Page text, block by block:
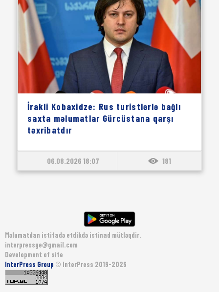
İrakli Kobaxidze: Rus turistlərlə bağlı
saxta məlumatlar Gürcüstana qarşı
təxribatdır
06.08.2026 18:07 181
Məlumatdan istifadə etdikdə istinad mütləqdir.
interpressge@gmail.com
Development of site
InterPress Group © InterPress 2019-2026